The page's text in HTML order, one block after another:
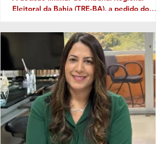
Eleitoral da Bahia (TRE-BA), a pedido do
à discussão uma prática que costuma
aparecer no período pré-eleitoral: a
tentativa de transformar eventos
em vitrines para promoção de nomes que
pretendem disputar as eleições. No caso
Itabela, segundo o Ministério Público
Eleitoral, a distribuição de bonés
personalizados com o nome de Jânio Natal